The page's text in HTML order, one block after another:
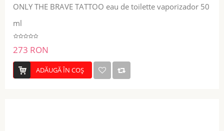
ONLY THE BRAVE TATTOO eau de toilette vaporizador 50
ml
273 RON
ADĂUGĂ ÎN COŞ